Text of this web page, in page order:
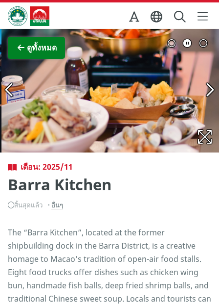
Skip to Main Content
สำนักงานการท่องเที่ยวของรัฐบาลมาเก๊า
ดูทั้งหมด
ภาพขยาย
เดือน: 2025/11
Barra Kitchen
สิ้นสุดแล้ว อื่นๆ
The “Barra Kitchen”, located at the former
shipbuilding dock in the Barra District, is a creative
homage to Macao’s tradition of open-air food stalls.
Eight food trucks offer dishes such as chicken wing
bun, handmade fish balls, deep fried shrimp balls, and
traditional Chinese sweet soup. Locals and tourists can